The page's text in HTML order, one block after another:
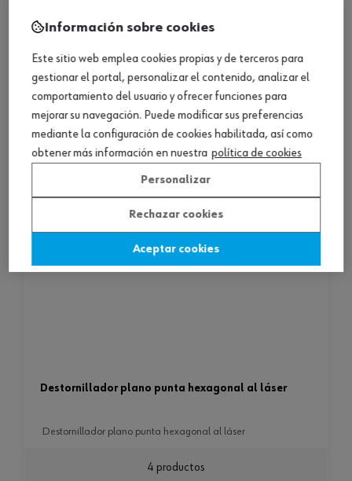
destornillador plano punta hexagonal al láser
destornillador plano punta hexagonal al láser
4 productos
Información sobre cookies
Este sitio web emplea cookies propias y de terceros para
gestionar el portal, personalizar el contenido, analizar el
comportamiento del usuario y ofrecer funciones para
mejorar su navegación. Puede modificar sus preferencias
mediante la configuración de cookies habilitada, así como
obtener más información en nuestra política de cookies
Personalizar
Rechazar cookies
Aceptar cookies